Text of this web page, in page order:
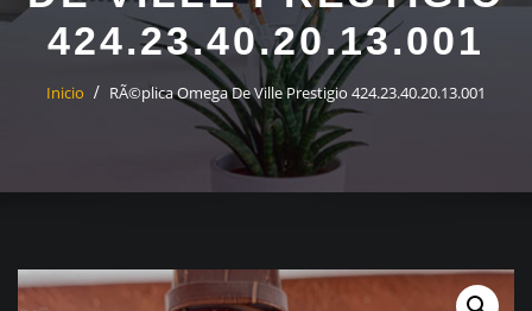
424.23.40.20.13.001
Inicio RÃ©plica Omega De Ville Prestigio 424.23.40.20.13.001